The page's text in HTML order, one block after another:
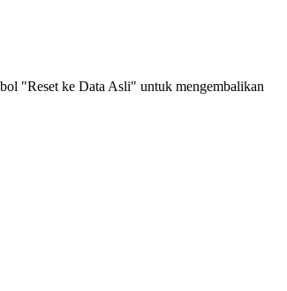
"Reset ke Data Asli" untuk mengembalikan